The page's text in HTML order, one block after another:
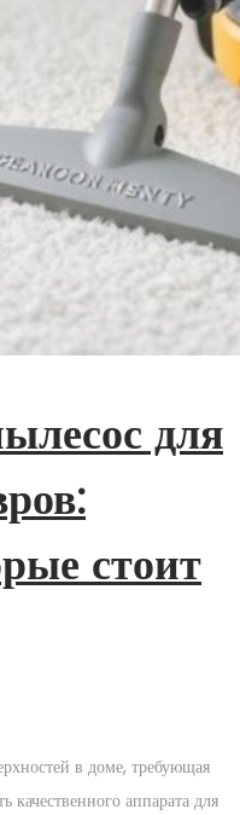
для
стоит
в доме, требующая
качественного аппарата для